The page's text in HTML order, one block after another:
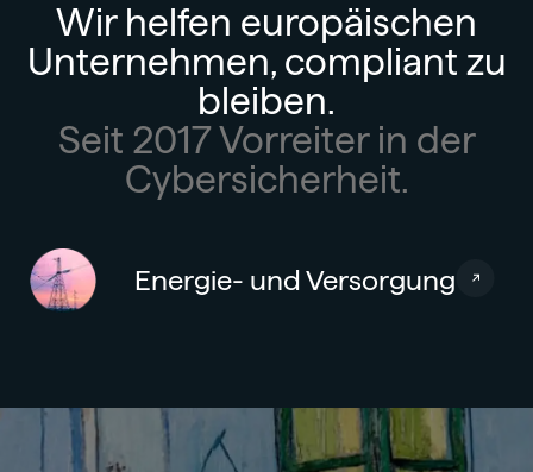
Wir helfen europäischen
Unternehmen, compliant zu
bleiben.
Seit 2017 Vorreiter in der
Cybersicherheit.
Energie- und Versorgung